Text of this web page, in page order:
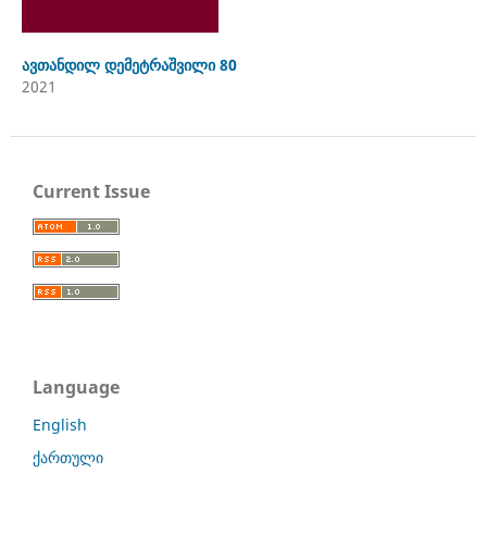
ავთანდილ დემეტრაშვილი 80
2021
Current Issue
Language
English
ქართული